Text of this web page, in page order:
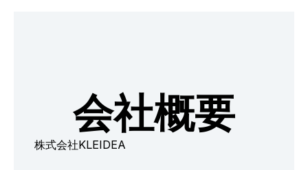
会社概要
株式会社KLEIDEA